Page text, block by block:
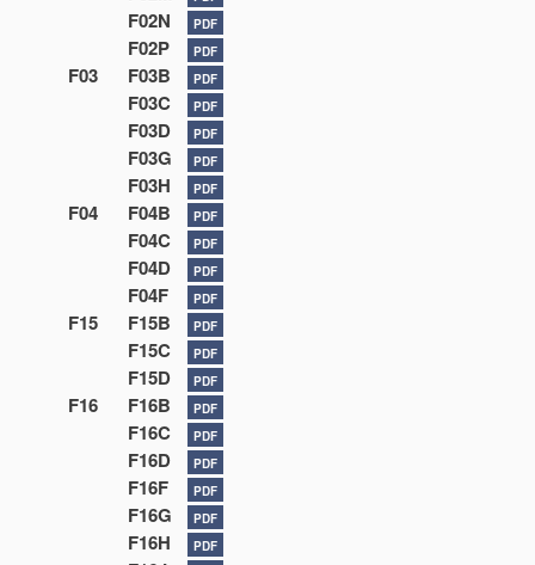
F02N PDF
F02P PDF
F03 F03B PDF
F03C PDF
F03D PDF
F03G PDF
F03H PDF
F04 F04B PDF
F04C PDF
F04D PDF
F04F PDF
F15 F15B PDF
F15C PDF
F15D PDF
F16 F16B PDF
F16C PDF
F16D PDF
F16F PDF
F16G PDF
F16H PDF